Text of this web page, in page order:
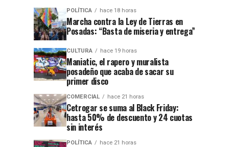
POLÍTICA hace 18 horas
Marcha contra la Ley de Tierras en
Posadas: “Basta de miseria y entrega”
CULTURA hace 19 horas
Maniatic, el rapero y muralista
posadeño que acaba de sacar su
primer disco
COMERCIAL hace 21 horas
Cetrogar se suma al Black Friday:
hasta 50% de descuento y 24 cuotas
sin interés
POLÍTICA hace 21 horas